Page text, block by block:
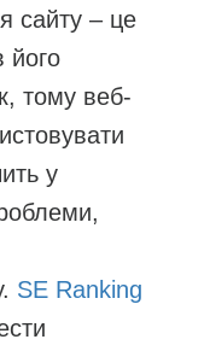
сайту – це
його
тому веб-
у
SE Ranking